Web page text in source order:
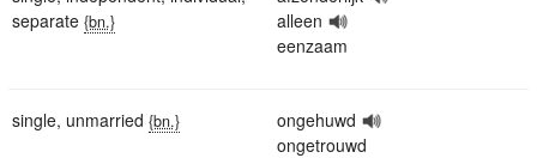
separate {bn.}
alleen
eenzaam
single, unmarried {bn.}
ongehuwd
ongetrouwd